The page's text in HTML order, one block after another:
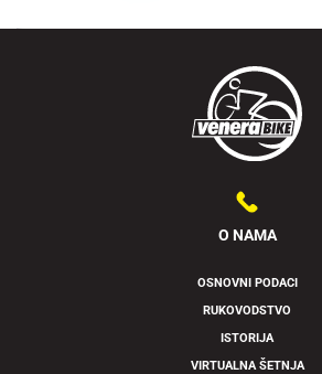
Swipe to spin
O NAMA
OSNOVNI PODACI
RUKOVODSTVO
ISTORIJA
VIRTUALNA ŠETNJA